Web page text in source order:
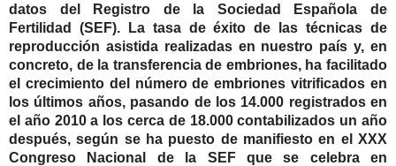
datos del Registro de la Sociedad Española de
Fertilidad (SEF). La tasa de éxito de las técnicas de
reproducción asistida realizadas en nuestro país y, en
concreto, de la transferencia de embriones, ha facilitado
el crecimiento del número de embriones vitrificados en
los últimos años, pasando de los 14.000 registrados en
el año 2010 a los cerca de 18.000 contabilizados un año
después, según se ha puesto de manifiesto en el XXX
Congreso Nacional de la SEF que se celebra en